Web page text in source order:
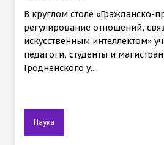
В круглом столе «Гражданско-
регулирование отношений,
искусственным интеллектом»
педагоги, студенты и
Гродненского у...
Наука